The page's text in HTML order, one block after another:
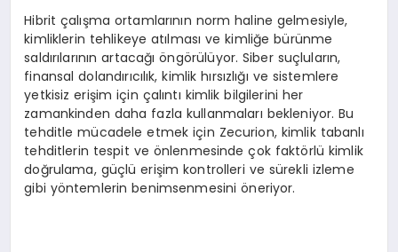
Hibrit çalışma ortamlarının norm haline gelmesiyle,
kimliklerin tehlikeye atılması ve kimliğe bürünme
saldırılarının artacağı öngörülüyor. Siber suçluların,
finansal dolandırıcılık, kimlik hırsızlığı ve sistemlere
yetkisiz erişim için çalıntı kimlik bilgilerini her
zamankinden daha fazla kullanmaları bekleniyor. Bu
tehditle mücadele etmek için Zecurion, kimlik tabanlı
tehditlerin tespit ve önlenmesinde çok faktörlü kimlik
doğrulama, güçlü erişim kontrolleri ve sürekli izleme
gibi yöntemlerin benimsenmesini öneriyor.